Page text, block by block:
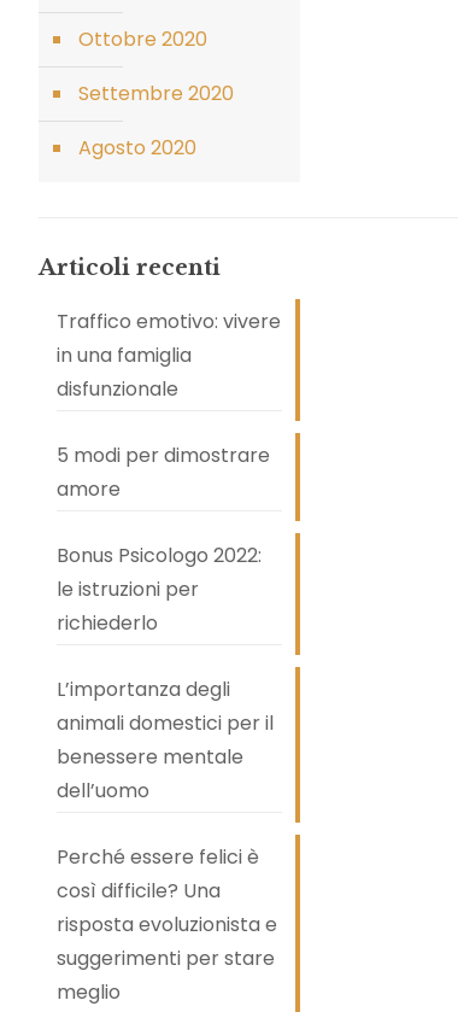
Ottobre 2020
Settembre 2020
Agosto 2020
Articoli recenti
Traffico emotivo: vivere
in una famiglia
disfunzionale
5 modi per dimostrare
amore
Bonus Psicologo 2022:
le istruzioni per
richiederlo
L’importanza degli
animali domestici per il
benessere mentale
dell’uomo
Perché essere felici è
così difficile? Una
risposta evoluzionista e
suggerimenti per stare
meglio